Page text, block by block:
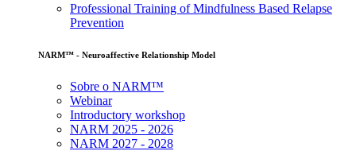
Professional Training of Mindfulness Based Relapse
Prevention
NARM™ - Neuroaffective Relationship Model
Sobre o NARM™
Webinar
Introductory workshop
NARM 2025 - 2026
NARM 2027 - 2028